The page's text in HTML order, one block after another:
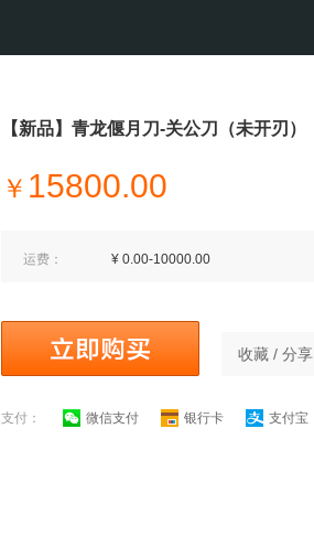
【新品】青龙偃月刀-关公刀（未开刃）
￥ 15800.00
运费： ¥ 0.00-10000.00
收藏 / 分享
支付： 微信支付 银行卡 支付宝